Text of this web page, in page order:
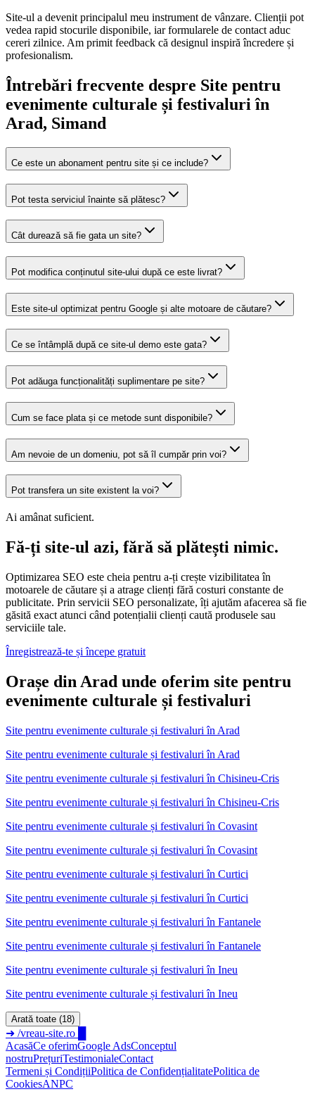
Site-ul a devenit principalul meu instrument de vânzare. Clienții pot
vedea rapid stocurile disponibile, iar formularele de contact aduc
cereri zilnice. Am primit feedback că designul inspiră încredere și
profesionalism.
Întrebări frecvente despre Site pentru
evenimente culturale și festivaluri în
Arad, Simand
Ce este un abonament pentru site și ce include?
Pot testa serviciul înainte să plătesc?
Cât durează să fie gata un site?
Pot modifica conținutul site-ului după ce este livrat?
Este site-ul optimizat pentru Google și alte motoare de căutare?
Ce se întâmplă după ce site-ul demo este gata?
Pot adăuga funcționalități suplimentare pe site?
Cum se face plata și ce metode sunt disponibile?
Am nevoie de un domeniu, pot să îl cumpăr prin voi?
Pot transfera un site existent la voi?
Ai amânat suficient.
Fă-ți site-ul azi, fără să plătești nimic.
Optimizarea SEO este cheia pentru a-ți crește vizibilitatea în
motoarele de căutare și a atrage clienți fără costuri constante de
publicitate. Prin servicii SEO personalizate, îți ajutăm afacerea să fie
găsită exact atunci când potențialii clienți caută produsele sau
serviciile tale.
Înregistrează-te și începe gratuit
Orașe din Arad unde oferim site pentru
evenimente culturale și festivaluri
Site pentru evenimente culturale și festivaluri în Arad
Site pentru evenimente culturale și festivaluri în Arad
Site pentru evenimente culturale și festivaluri în Chisineu-Cris
Site pentru evenimente culturale și festivaluri în Chisineu-Cris
Site pentru evenimente culturale și festivaluri în Covasint
Site pentru evenimente culturale și festivaluri în Covasint
Site pentru evenimente culturale și festivaluri în Curtici
Site pentru evenimente culturale și festivaluri în Curtici
Site pentru evenimente culturale și festivaluri în Fantanele
Site pentru evenimente culturale și festivaluri în Fantanele
Site pentru evenimente culturale și festivaluri în Ineu
Site pentru evenimente culturale și festivaluri în Ineu
Arată toate (18)
➜ /vreau-site.ro
AcasăCe oferimGoogle AdsConceptul
nostruPrețuriTestimonialeContact
Termeni și CondițiiPolitica de ConfidențialitatePolitica de
CookiesANPC